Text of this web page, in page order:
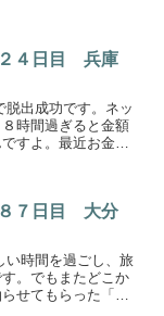
じです...
２４日目 兵庫
出成功です。ネッ
時間過ぎると金額
すよ。最近お金使
１０...
８７日目 大分
時間を過ごし、旅
。でもまたどこか
せてもらった「鉄